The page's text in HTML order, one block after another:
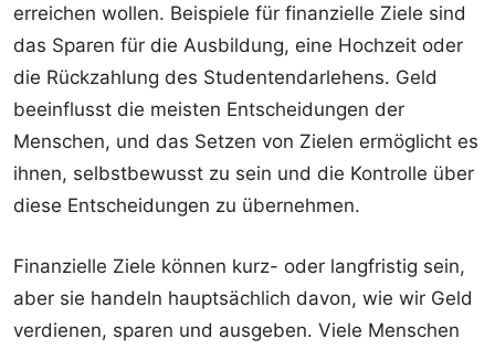
erreichen wollen. Beispiele für finanzielle Ziele sind
das Sparen für die Ausbildung, eine Hochzeit oder
die Rückzahlung des Studentendarlehens. Geld
beeinflusst die meisten Entscheidungen der
Menschen, und das Setzen von Zielen ermöglicht es
ihnen, selbstbewusst zu sein und die Kontrolle über
diese Entscheidungen zu übernehmen.
Finanzielle Ziele können kurz- oder langfristig sein,
aber sie handeln hauptsächlich davon, wie wir Geld
verdienen, sparen und ausgeben. Viele Menschen